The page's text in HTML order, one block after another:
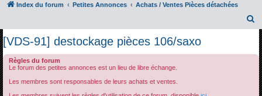
Index du forum Petites Annonces
Achats / Ventes Pièces détachées
[VDS-91] destockage pièces 106/saxo
Règles du forum
Le forum des petites annonces est un lieu de libre échange.
Les membres sont responsables de leurs achats et ventes.